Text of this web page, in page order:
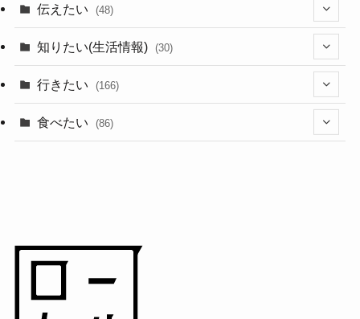
伝えたい (48)
(44)
(1)
知りたい(生活情報) (30)
(10)
(11)
行きたい (166)
(18)
食べたい (86)